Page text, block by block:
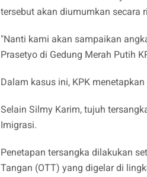
tersebut akan diumumkan secara
"Nanti kami akan sampaikan
Prasetyo di Gedung Merah Putih
Dalam kasus ini, KPK
Selain Silmy Karim, tujuh
Imigrasi.
Penetapan tersangka dilakukan
Tangan (OTT) yang digelar di